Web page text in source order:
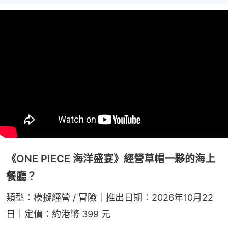
《ONE PIECE 海洋盛宴》經營草帽一夥的海上
餐廳？
類型：模擬經營 / 冒險｜推出日期：2026年10月22
日｜定價：約港幣 399 元